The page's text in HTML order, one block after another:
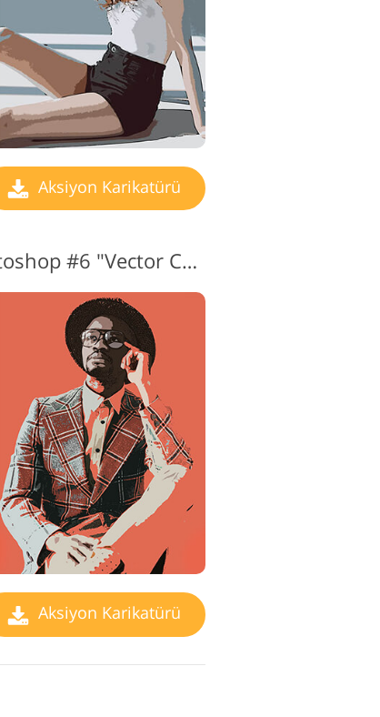
Aksiyon Karikatürü
Aksiyon Karikatür Photoshop #6 "Vector Cartoon"
Aksiyon Karikatürü